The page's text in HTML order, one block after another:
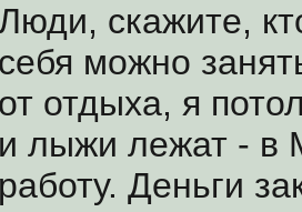
скажите,
себя можно
от отдыха, я
и лыжи лежат - в
работу. Деньги